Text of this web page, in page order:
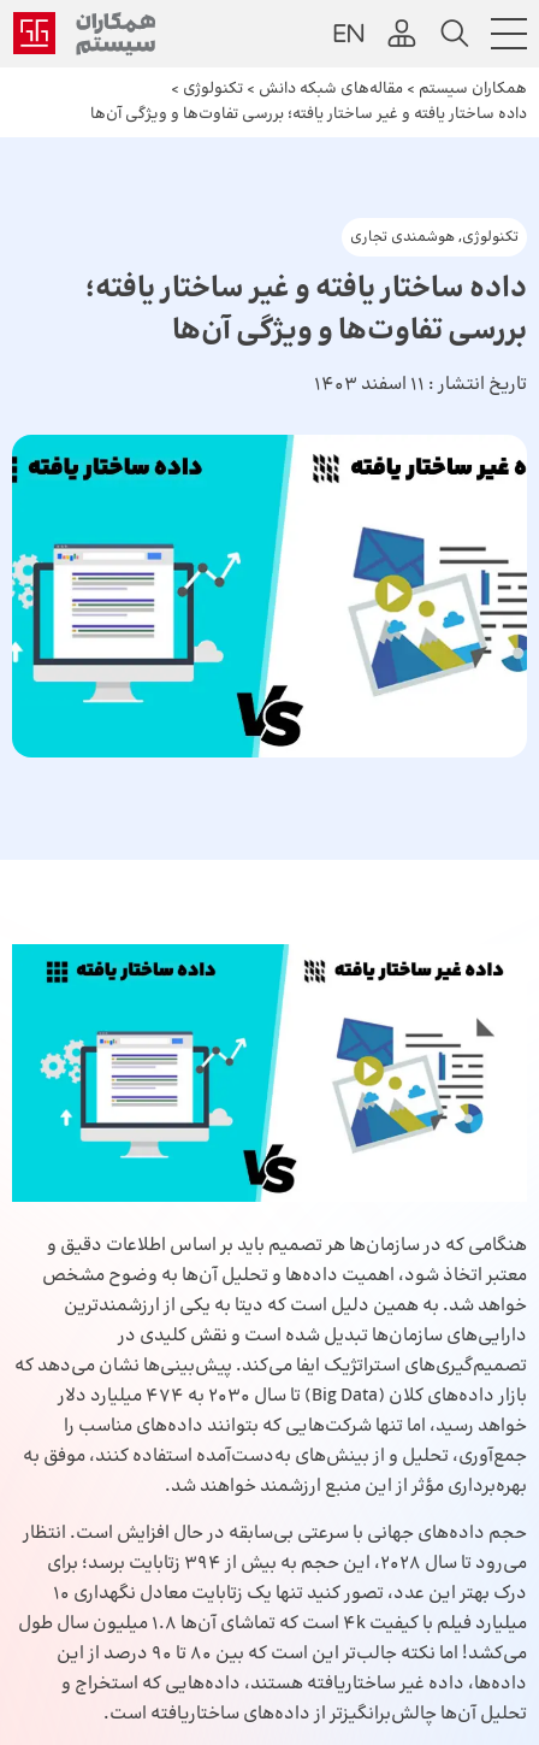
همکاران سیستم > مقاله‌های شبکه دانش > تکنولوژی >
داده ساختار یافته و غیر ساختار یافته؛ بررسی تفاوت‌ها و ویژگی آن‌ها
تکنولوژی,هوشمندی تجاری
داده ساختار یافته و غیر ساختار یافته؛
بررسی تفاوت‌ها و ویژگی آن‌ها
تاریخ انتشار : 11 اسفند 1403
هنگامی که در سازمان‌ها هر تصمیم باید بر اساس اطلاعات دقیق و
معتبر اتخاذ شود، اهمیت داده‌ها و تحلیل آن‌ها به وضوح مشخص
خواهد شد. به همین دلیل است که دیتا به یکی از ارزشمندترین
دارایی‌های سازمان‌ها تبدیل شده‌ است و نقش کلیدی در
تصمیم‌گیری‌های استراتژیک ایفا می‌کند. پیش‌بینی‌ها نشان می‌دهد که
بازار داده‌های کلان (Big Data) تا سال 2030 به 474 میلیارد دلار
خواهد رسید، اما تنها شرکت‌هایی که بتوانند داده‌های مناسب را
جمع‌آوری، تحلیل و از بینش‌های به‌دست‌آمده استفاده کنند، موفق به
بهره‌برداری مؤثر از این منبع ارزشمند خواهند شد.
حجم داده‌های جهانی با سرعتی بی‌سابقه در حال افزایش است. انتظار
می‌رود تا سال 2028، این حجم به بیش از 394 زتابایت برسد؛ برای
درک بهتر این عدد، تصور کنید تنها یک زتابایت معادل نگهداری 10
میلیارد فیلم با کیفیت 4k است که تماشای آن‌ها 1.8 میلیون سال طول
می‌کشد! اما نکته جالب‌تر این است که بین 80 تا 90 درصد از این
داده‌ها، داده غیر ساختاریافته هستند، داده‌هایی که استخراج و
تحلیل آن‌ها چالش‌برانگیزتر از داده‌های ساختاریافته است.